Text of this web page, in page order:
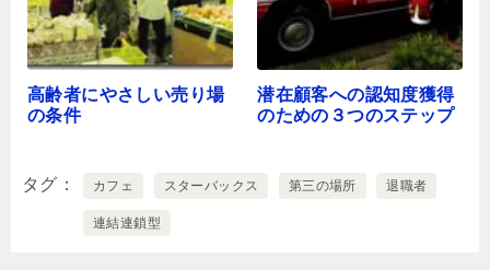
高齢者にやさしい売り場
の条件
潜在顧客への認知度獲得
のための３つのステップ
タグ カフェ スターバックス 第三の場所 退職者
連結連鎖型